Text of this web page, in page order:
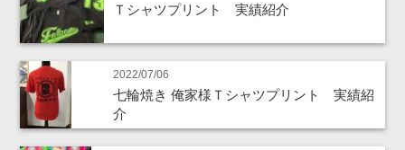
Ｔシャツプリント 実績紹介
2022/07/06
七輪焼き 俺家様Ｔシャツプリント 実績紹
介